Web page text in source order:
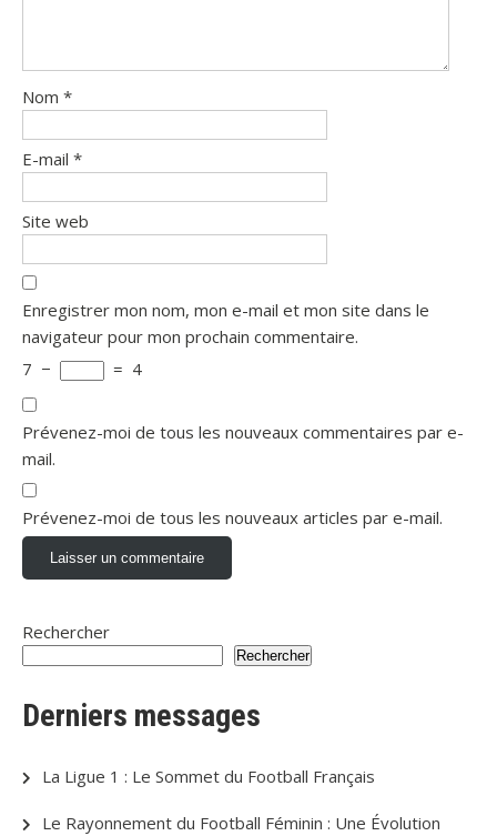
Nom *
E-mail *
Site web
Enregistrer mon nom, mon e-mail et mon site dans le
navigateur pour mon prochain commentaire.
7 − = 4
Prévenez-moi de tous les nouveaux commentaires par e-
mail.
Prévenez-moi de tous les nouveaux articles par e-mail.
Rechercher
Rechercher
Derniers messages
La Ligue 1 : Le Sommet du Football Français
Le Rayonnement du Football Féminin : Une Évolution